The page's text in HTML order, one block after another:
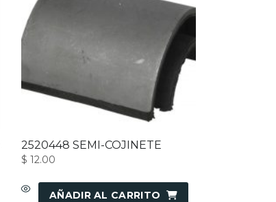
2520448 SEMI-COJINETE
$ 12.00
AÑADIR AL CARRITO